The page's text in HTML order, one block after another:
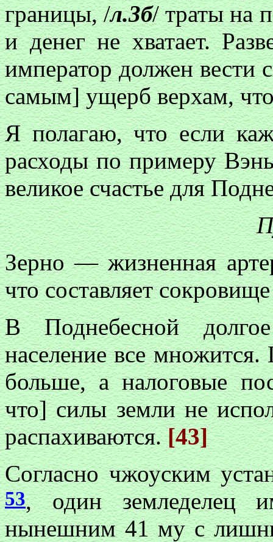
границы, /л.3б/ траты на
и денег не хватает.
император должен вести
самым] ущерб верхам,
Я полагаю, что если
расходы по примеру
великое счастье для
Зерно — жизненная
что составляет
В Поднебесной
население все
больше, а налоговые
что] силы земли не
распахиваются.[43]
Согласно чжоуским
53, один
нынешним 41 му с